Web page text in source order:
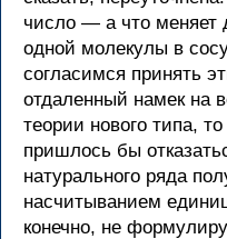
число — а что меняет
одной молекулы в
согласимся принять
отдаленный намек на
теории нового типа,
пришлось бы
натурального ряда
насчитыванием
конечно, не